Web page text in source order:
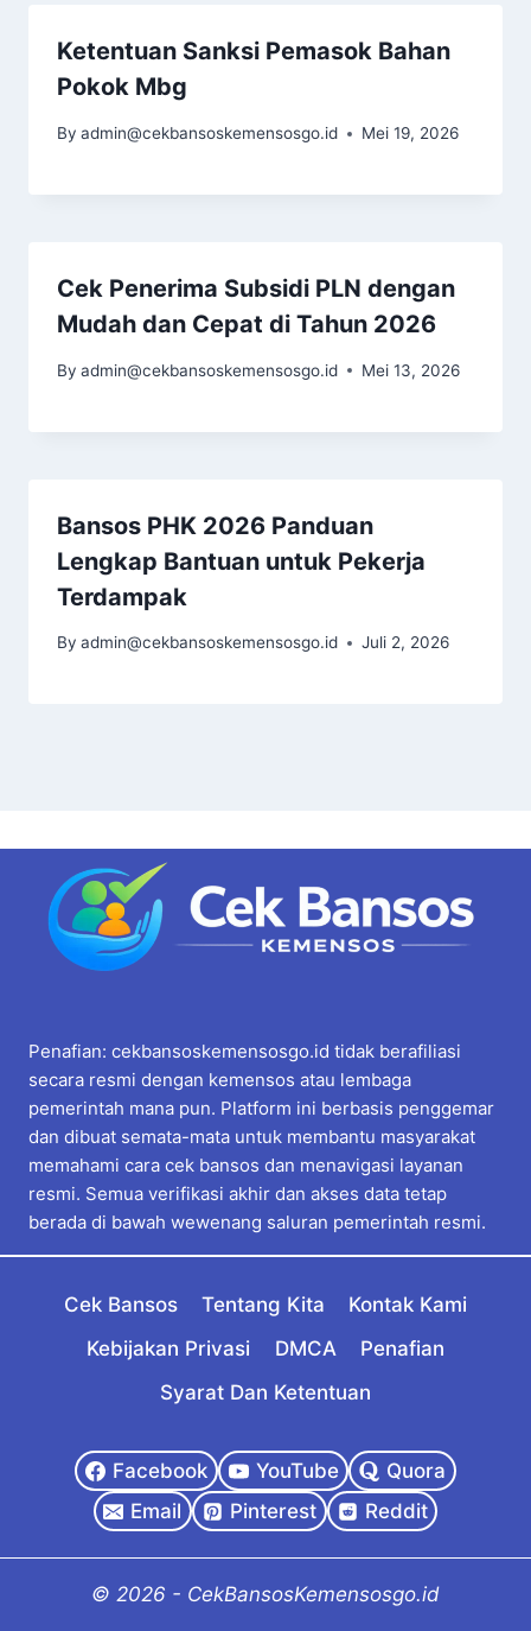
Ketentuan Sanksi Pemasok Bahan
Pokok Mbg
By admin@cekbansoskemensosgo.id Mei 19, 2026
Cek Penerima Subsidi PLN dengan
Mudah dan Cepat di Tahun 2026
By admin@cekbansoskemensosgo.id Mei 13, 2026
Bansos PHK 2026 Panduan
Lengkap Bantuan untuk Pekerja
Terdampak
By admin@cekbansoskemensosgo.id Juli 2, 2026
Penafian: cekbansoskemensosgo.id tidak berafiliasi
secara resmi dengan kemensos atau lembaga
pemerintah mana pun. Platform ini berbasis penggemar
dan dibuat semata-mata untuk membantu masyarakat
memahami cara cek bansos dan menavigasi layanan
resmi. Semua verifikasi akhir dan akses data tetap
berada di bawah wewenang saluran pemerintah resmi.
Cek Bansos Tentang Kita
Kontak Kami
Kebijakan Privasi
DMCA
Penafian
Syarat Dan Ketentuan
Facebook YouTube
Quora
Email
Pinterest Reddit
© 2026 - CekBansosKemensosgo.id